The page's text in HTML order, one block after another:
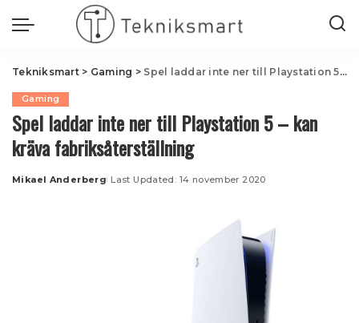
Tekniksmart> Gaming > Spel laddar inte ner till Playstation 5 – kan kräva fabriksåterställning
Gaming
Spel laddar inte ner till Playstation 5 – kan
kräva fabriksåterställning
Posted
Mikael Anderberg Last Updated: 14 november 2020